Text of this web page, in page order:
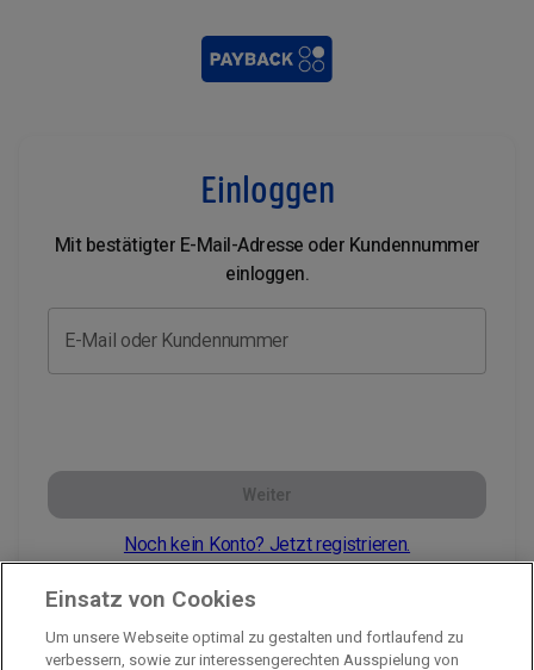
Einloggen
Mit bestätigter E-Mail-Adresse oder Kundennummer
einloggen.
E-Mail oder Kundennummer
Weiter
Noch kein Konto? Jetzt registrieren.
Impressum
Einsatz von Cookies
Um unsere Webseite optimal zu gestalten und fortlaufend zu
verbessern, sowie zur interessengerechten Ausspielung von